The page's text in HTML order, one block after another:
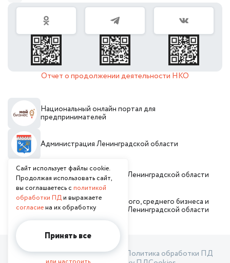
Отчет о продолжении деятельности НКО
Национальный онлайн портал для
предпринимателей
Администрация Ленинградской области
Инвестиционный портал Ленинградской области
Комитет по развитию малого, среднего бизнеса и
потребительского рынка Ленинградской области
Пользовательское соглашение
Политика обработки ПД
Сайт использует файлы cookie.
Продолжая использовать сайт,
вы соглашаетесь с политикой
обработки ПДи выражаете
согласиена их обработку
Принять все